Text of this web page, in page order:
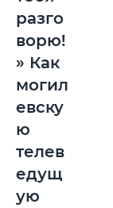
разго
ворю!
» Как
могил
евску
ю
телев
едущ
ую